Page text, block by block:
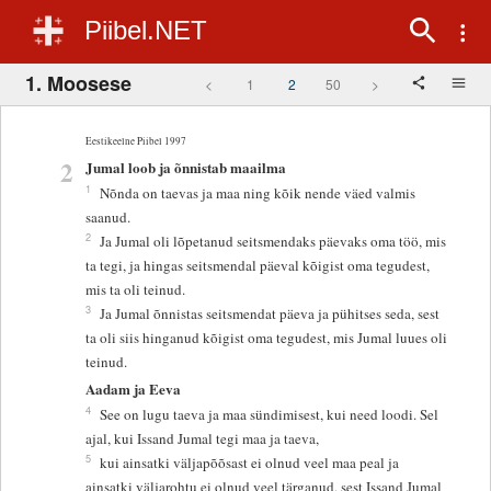
Piibel.NET
1. Moosese < 1 2 50 >
Eestikeelne Piibel 1997
2 Jumal loob ja õnnistab maailma
1
Nõnda on taevas ja maa ning kõik nende väed valmis
saanud.
2 Ja Jumal oli lõpetanud seitsmendaks päevaks oma töö, mis
ta tegi, ja hingas seitsmendal päeval kõigist oma tegudest,
mis ta oli teinud.
3 Ja Jumal õnnistas seitsmendat päeva ja pühitses seda, sest
ta oli siis hinganud kõigist oma tegudest, mis Jumal luues oli
teinud.
Aadam ja Eeva
4 See on lugu taeva ja maa sündimisest, kui need loodi. Sel
ajal, kui Issand Jumal tegi maa ja taeva,
5 kui ainsatki väljapõõsast ei olnud veel maa peal ja
ainsatki väljarohtu ei olnud veel tärganud, sest Issand Jumal